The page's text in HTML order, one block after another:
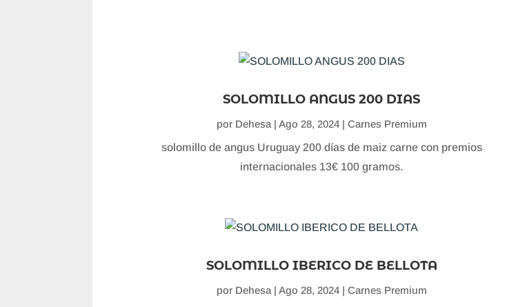
SOLOMILLO ANGUS 200 DIAS
por Dehesa| Ago 28, 2024| Carnes Premium
solomillo de angus Uruguay 200 días de maiz carne con premios
internacionales 13€ 100 gramos.
SOLOMILLO IBERICO DE BELLOTA
por Dehesa| Ago 28, 2024| Carnes Premium